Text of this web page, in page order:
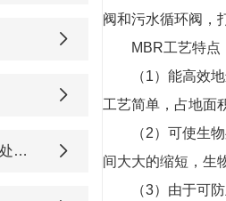
集装箱一体化污水处理设备
阀和污水循环阀，
MBR工艺特点
（1）能高效
工艺简单，占地面
（2）可使生
间大大的缩短，生
（3）由于可